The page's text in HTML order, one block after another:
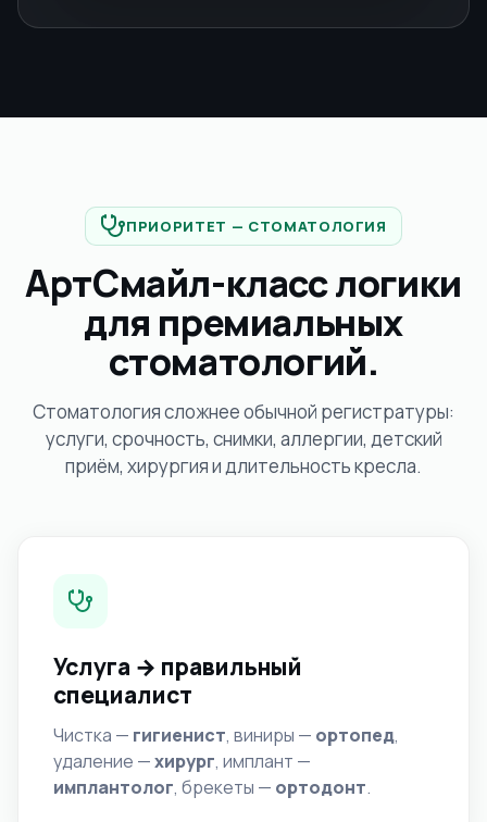
ПРИОРИТЕТ — СТОМАТОЛОГИЯ
АртСмайл-класс логики
для премиальных
стоматологий.
Стоматология сложнее обычной регистратуры:
услуги, срочность, снимки, аллергии, детский
приём, хирургия и длительность кресла.
Услуга → правильный
специалист
Чистка — гигиенист, виниры — ортопед,
удаление —хирург, имплант —
имплантолог, брекеты — ортодонт.